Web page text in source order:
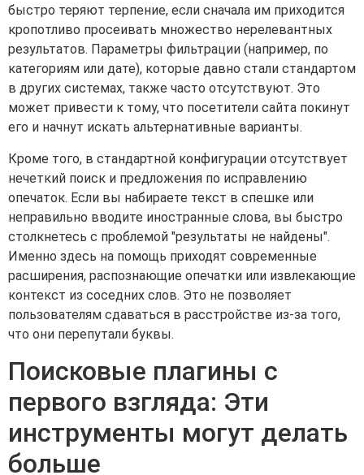
быстро теряют терпение, если сначала им приходится
кропотливо просеивать множество нерелевантных
результатов. Параметры фильтрации (например, по
категориям или дате), которые давно стали стандартом
в других системах, также часто отсутствуют. Это
может привести к тому, что посетители сайта покинут
его и начнут искать альтернативные варианты.
Кроме того, в стандартной конфигурации отсутствует
нечеткий поиск и предложения по исправлению
опечаток. Если вы набираете текст в спешке или
неправильно вводите иностранные слова, вы быстро
столкнетесь с проблемой "результаты не найдены".
Именно здесь на помощь приходят современные
расширения, распознающие опечатки или извлекающие
контекст из соседних слов. Это не позволяет
пользователям сдаваться в расстройстве из-за того,
что они перепутали буквы.
Поисковые плагины с
первого взгляда: Эти
инструменты могут делать
больше